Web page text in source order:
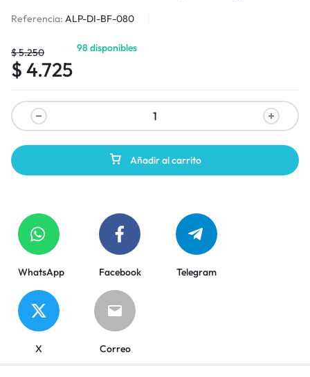
Referencia: ALP-DI-BF-080
$5.250
$ 4.725
98 disponibles
Añadir al carrito
WhatsApp Facebook Telegram
X Correo